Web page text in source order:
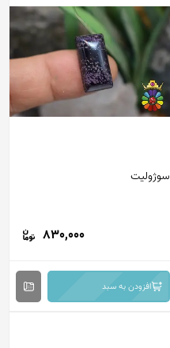
سوژولیت
830,000
افزودن به سبد